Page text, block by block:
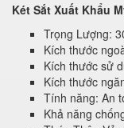
Két Sắt Xuất Khẩu
Trọng Lượng:
Kích thước
Kích thước sử
Kích thước
Tính năng: An
Khả năng